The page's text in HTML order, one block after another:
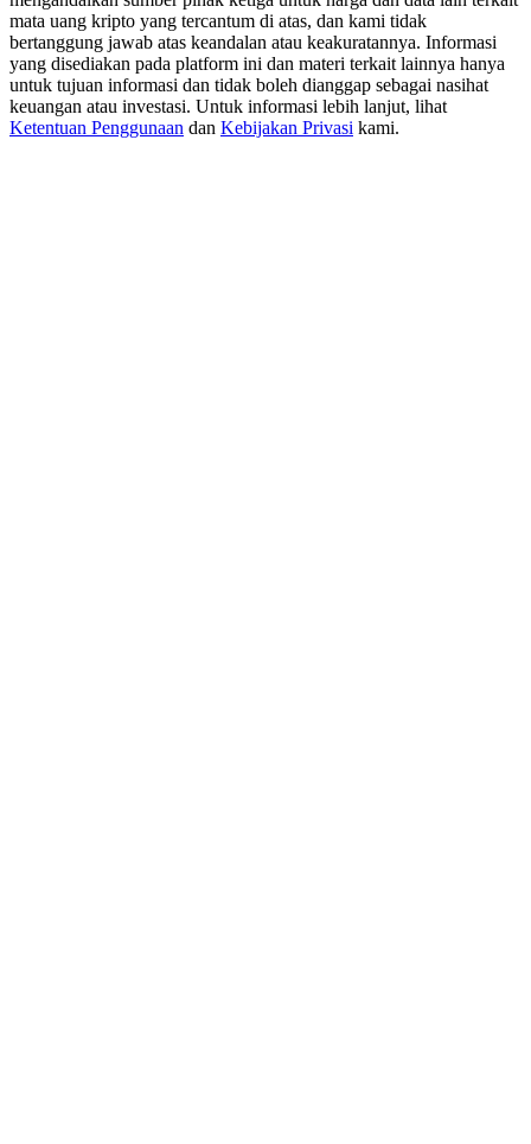
USDT New User Exclusive 10% APR
USDT Flexible Staking | Daily Rewards
mata uang kripto yang tercantum di atas, dan kami tidak
bertanggung jawab atas keandalan atau keakuratannya. Informasi
yang disediakan pada platform ini dan materi terkait lainnya hanya
untuk tujuan informasi dan tidak boleh dianggap sebagai nasihat
keuangan atau investasi. Untuk informasi lebih lanjut, lihat
Ketentuan Penggunaan dan Kebijakan Privasi kami.